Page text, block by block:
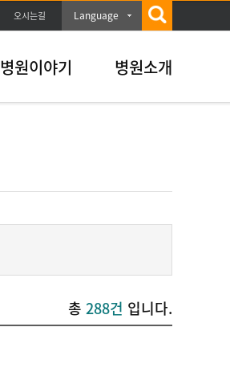
오시는길 Language
병원이야기 병원소개
총 288건 입니다.